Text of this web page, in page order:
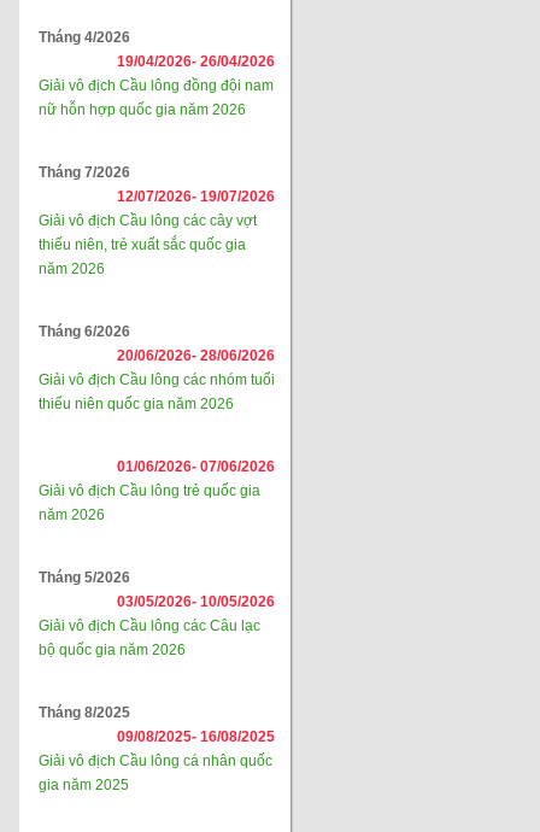
Tháng 4/2026
19/04/2026- 26/04/2026
Giải vô địch Cầu lông đồng đội nam
nữ hỗn hợp quốc gia năm 2026
Tháng 7/2026
12/07/2026- 19/07/2026
Giải vô địch Cầu lông các cây vợt
thiếu niên, trẻ xuất sắc quốc gia
năm 2026
Tháng 6/2026
20/06/2026- 28/06/2026
Giải vô địch Cầu lông các nhóm tuổi
thiếu niên quốc gia năm 2026
01/06/2026- 07/06/2026
Giải vô địch Cầu lông trẻ quốc gia
năm 2026
Tháng 5/2026
03/05/2026- 10/05/2026
Giải vô địch Cầu lông các Câu lạc
bộ quốc gia năm 2026
Tháng 8/2025
09/08/2025- 16/08/2025
Giải vô địch Cầu lông cá nhân quốc
gia năm 2025